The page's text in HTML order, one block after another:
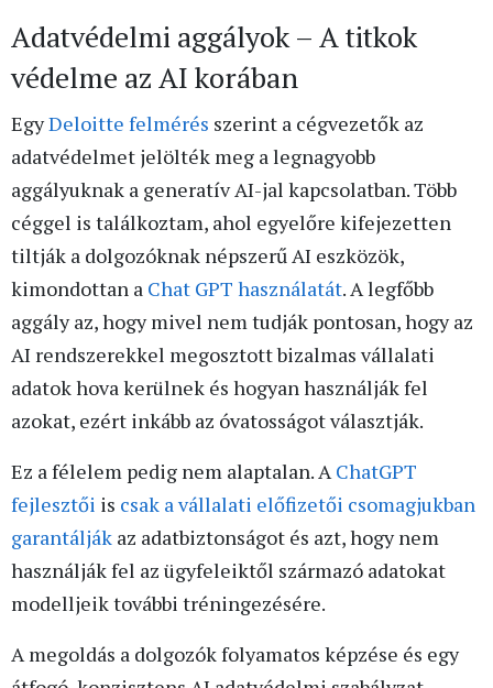
Adatvédelmi aggályok – A titkok
védelme az AI korában
EgyDeloitte felmérés szerint a cégvezetők az
adatvédelmet jelölték meg a legnagyobb
aggályuknak a generatív AI-jal kapcsolatban. Több
céggel is találkoztam, ahol egyelőre kifejezetten
tiltják a dolgozóknak népszerű AI eszközök,
kimondottan a Chat GPT használatát. A legfőbb
aggály az, hogy mivel nem tudják pontosan, hogy az
AI rendszerekkel megosztott bizalmas vállalati
adatok hova kerülnek és hogyan használják fel
azokat, ezért inkább az óvatosságot választják.
Ez a félelem pedig nem alaptalan. A ChatGPT
fejlesztői is csak a vállalati előfizetői csomagjukban
garantálják az adatbiztonságot és azt, hogy nem
használják fel az ügyfeleiktől származó adatokat
modelljeik további tréningezésére.
A megoldás a dolgozók folyamatos képzése és egy